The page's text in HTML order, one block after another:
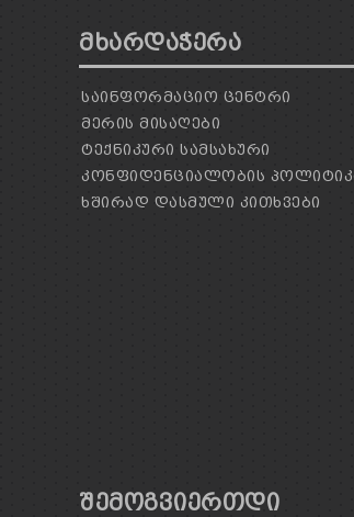
ᲛᲮᲐᲠᲓᲐᲭᲔᲠᲐ
ᲡᲐᲘᲜᲤᲝᲠᲛᲐᲪᲘᲝ ᲪᲔᲜᲢᲠᲘ
ᲛᲔᲠᲘᲡ ᲛᲘᲡᲐᲦᲔᲑᲘ
ᲢᲔᲥᲜᲘᲙᲣᲠᲘ ᲡᲐᲛᲡᲐᲮᲣᲠᲘ
ᲙᲝᲜᲤᲘᲓᲔᲜᲪᲘᲐᲚᲝᲑᲘᲡ
ᲮᲨᲘᲠᲐᲓ ᲓᲐᲡᲛᲣᲚᲘ ᲙᲘᲗᲮᲕᲔᲑᲘ
ᲨᲔᲛᲝᲒᲕᲘᲔᲠᲗᲓᲘ